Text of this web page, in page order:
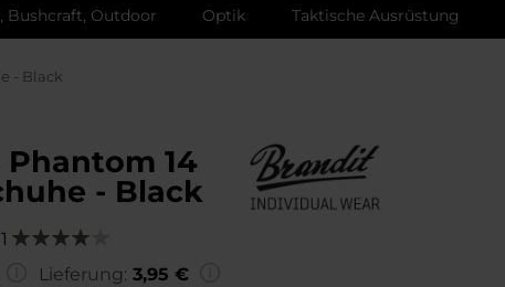
Bushcraft, Outdoor Optik Taktische Ausrüstung
- Black
14
- Black
Bewertung:
Lieferung: 3,95 €